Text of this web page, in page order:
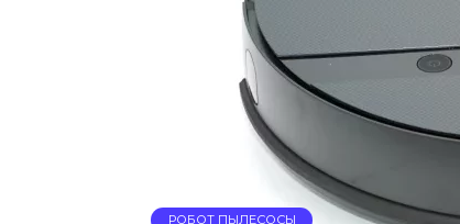
РОБОТ ПЫЛЕСОСЫ